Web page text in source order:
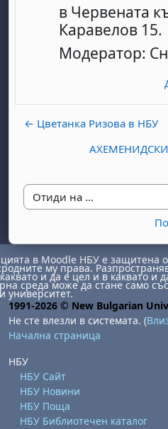
в Червената
Каравелов 15.
Модератор:
← Цветанка Ризова в НБУ
Отиди на ...
1 август
неделя, 2 август
6 август
август8 август
неделя, 9 август
август
август
15 август
неделя, 16 август
август
август
22 август
неделя, 23 август
август
август
29 август
неделя, 30 август
в Moodle НБУ е защитена
му права.
и да е цел и в каквато и
среда може да стане само
университет.
1991-2026 © New Bulgarian
Не сте влезли в системата. (
Начална страница
НБУ
НБУ Сайт
НБУ Новини
НБУ Поща
НБУ Библиотечен каталог